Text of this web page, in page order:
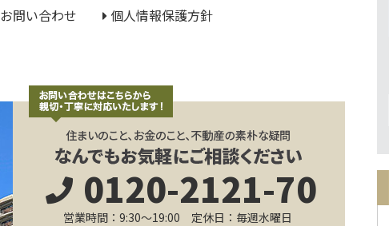
お問い合わせ
個人情報保護方針
0120-2121-70
営業時間：9:30～19:00 定休日：毎週水曜日